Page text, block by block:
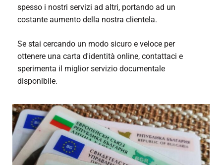
spesso i nostri servizi ad altri, portando ad un
costante aumento della nostra clientela.
Se stai cercando un modo sicuro e veloce per
ottenere una carta d'identità online, contattaci e
sperimenta il miglior servizio documentale
disponibile.